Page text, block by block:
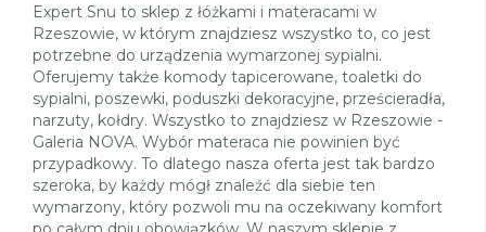
Expert Snu to sklep z łóżkami i materacami w
Rzeszowie, w którym znajdziesz wszystko to, co jest
potrzebne do urządzenia wymarzonej sypialni.
Oferujemy także komody tapicerowane, toaletki do
sypialni, poszewki, poduszki dekoracyjne, prześcieradła,
narzuty, kołdry. Wszystko to znajdziesz w Rzeszowie -
Galeria NOVA. Wybór materaca nie powinien być
przypadkowy. To dlatego nasza oferta jest tak bardzo
szeroka, by każdy mógł znaleźć dla siebie ten
wymarzony, który pozwoli mu na oczekiwany komfort